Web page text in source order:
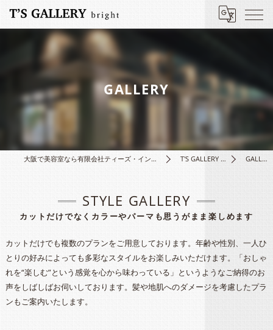
GALLERY
大阪で美容室なら有限会社ティーズ・インターナショナル T'S GALLERY bright GALLERY
STYLE GALLERY
カットだけでなくカラーやパーマも思うがまま楽しめます
カットだけでも複数のプランをご用意しております。年齢や性別、一人ひ
とりの好みによっても多彩なスタイルをお楽しみいただけます。「おしゃ
れを“楽しむ”という感覚を心から味わっている」というようなご納得のお
声をしばしばお伺いしております。髪や地肌へのダメージを考慮したプラ
ンもご案内いたします。